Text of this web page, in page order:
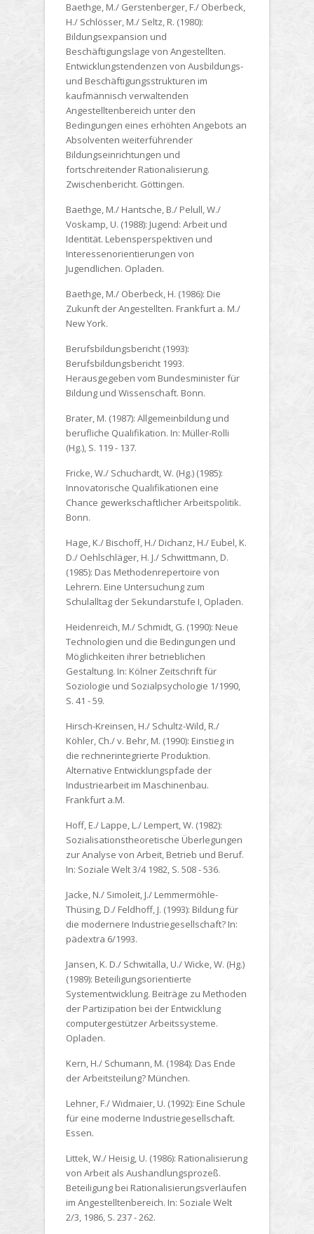
Baethge, M./ Gerstenberger, F./ Oberbeck,
H./ Schlösser, M./ Seltz, R. (1980):
Bildungsexpansion und
Beschäftigungslage von Angestellten.
Entwicklungstendenzen von Ausbildungs-
und Beschäftigungsstrukturen im
kaufmännisch verwaltenden
Angestelltenbereich unter den
Bedingungen eines erhöhten Angebots an
Absolventen weiterführender
Bildungseinrichtungen und
fortschreitender Rationalisierung.
Zwischenbericht. Göttingen.
Baethge, M./ Hantsche, B./ Pelull, W./
Voskamp, U. (1988): Jugend: Arbeit und
Identität. Lebensperspektiven und
Interessenorientierungen von
Jugendlichen. Opladen.
Baethge, M./ Oberbeck, H. (1986): Die
Zukunft der Angestellten. Frankfurt a. M./
New York.
Berufsbildungsbericht (1993):
Berufsbildungsbericht 1993.
Herausgegeben vom Bundesminister für
Bildung und Wissenschaft. Bonn.
Brater, M. (1987): Allgemeinbildung und
berufliche Qualifikation. In: Müller-Rolli
(Hg.), S. 119 - 137.
Fricke, W./ Schuchardt, W. (Hg.) (1985):
Innovatorische Qualifikationen eine
Chance gewerkschaftlicher Arbeitspolitik.
Bonn.
Hage, K./ Bischoff, H./ Dichanz, H./ Eubel, K.
D./ Oehlschläger, H. J./ Schwittmann, D.
(1985): Das Methodenrepertoire von
Lehrern. Eine Untersuchung zum
Schulalltag der Sekundarstufe I, Opladen.
Heidenreich, M./ Schmidt, G. (1990): Neue
Technologien und die Bedingungen und
Möglichkeiten ihrer betrieblichen
Gestaltung. In: Kölner Zeitschrift für
Soziologie und Sozialpsychologie 1/1990,
S. 41 - 59.
Hirsch-Kreinsen, H./ Schultz-Wild, R./
Köhler, Ch./ v. Behr, M. (1990): Einstieg in
die rechnerintegrierte Produktion.
Alternative Entwicklungspfade der
Industriearbeit im Maschinenbau.
Frankfurt a.M.
Hoff, E./ Lappe, L./ Lempert, W. (1982):
Sozialisationstheoretische Überlegungen
zur Analyse von Arbeit, Betrieb und Beruf.
In: Soziale Welt 3/4 1982, S. 508 - 536.
Jacke, N./ Simoleit, J./ Lemmermöhle-
Thüsing, D./ Feldhoff, J. (1993): Bildung für
die modernere Industriegesellschaft? In:
pädextra 6/1993.
Jansen, K. D./ Schwitalla, U./ Wicke, W. (Hg.)
(1989): Beteiligungsorientierte
Systementwicklung. Beiträge zu Methoden
der Partizipation bei der Entwicklung
computergestützer Arbeitssysteme.
Opladen.
Kern, H./ Schumann, M. (1984): Das Ende
der Arbeitsteilung? München.
Lehner, F./ Widmaier, U. (1992): Eine Schule
für eine moderne Industriegesellschaft.
Essen.
Littek, W./ Heisig, U. (1986): Rationalisierung
von Arbeit als Aushandlungsprozeß.
Beteiligung bei Rationalisierungsverläufen
im Angestelltenbereich. In: Soziale Welt
2/3, 1986, S. 237 - 262.